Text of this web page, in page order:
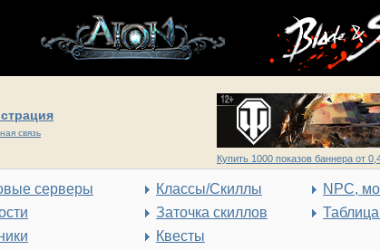
связь
Купить 1000 показов баннера от
серверы
Классы/Скиллы
Заточка скиллов
Квесты
NPC,